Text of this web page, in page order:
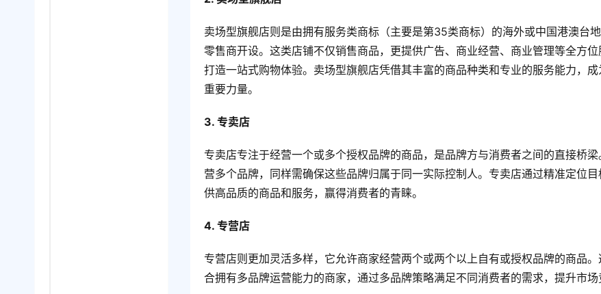
卖场型旗舰店则是由拥有服务类商标（主要是第35类商标）的海外或中国港澳台
零售商开设。这类店铺不仅销售商品，更提供广告、商业经营、商业管理等全方
打造一站式购物体验。卖场型旗舰店凭借其丰富的商品种类和专业的服务能力，
重要力量。
3. 专卖店
专卖店专注于经营一个或多个授权品牌的商品，是品牌方与消费者之间的直接桥
营多个品牌，同样需确保这些品牌归属于同一实际控制人。专卖店通过精准定位
供高品质的商品和服务，赢得消费者的青睐。
4. 专营店
专营店则更加灵活多样，它允许商家经营两个或两个以上自有或授权品牌的商品
合拥有多品牌运营能力的商家，通过多品牌策略满足不同消费者的需求，提升市场